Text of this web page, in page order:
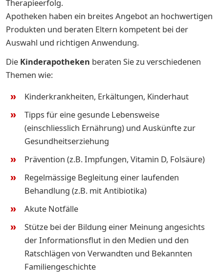
Therapieerfolg.
Apotheken haben ein breites Angebot an hochwertigen
Produkten und beraten Eltern kompetent bei der
Auswahl und richtigen Anwendung.
Die Kinderapotheken beraten Sie zu verschiedenen
Themen wie:
Kinderkrankheiten, Erkältungen, Kinderhaut
Tipps für eine gesunde Lebensweise
(einschliesslich Ernährung) und Auskünfte zur
Gesundheitserziehung
Prävention (z.B. Impfungen, Vitamin D, Folsäure)
Regelmässige Begleitung einer laufenden
Behandlung (z.B. mit Antibiotika)
Akute Notfälle
Stütze bei der Bildung einer Meinung angesichts
der Informationsflut in den Medien und den
Ratschlägen von Verwandten und Bekannten
Familiengeschichte